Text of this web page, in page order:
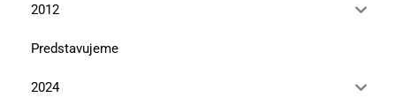
2012
Predstavujeme
2024